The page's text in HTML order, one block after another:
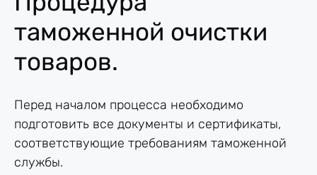
таможенной очистки
товаров.
Перед началом процесса необходимо
подготовить все документы и сертификаты,
соответствующие требованиям таможенной
службы.